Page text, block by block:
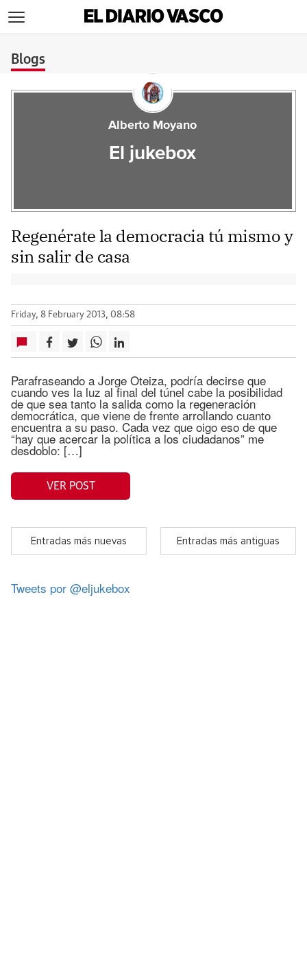
Blogs
Alberto Moyano
El jukebox
Regenérate la democracia tú mismo y
sin salir de casa
Friday, 8 February 2013, 08:58
Parafraseando a Jorge Oteiza, podría decirse que
cuando ves la luz al final del túnel cabe la posibilidad
de que sea tanto la salida como la regeneración
democrática, que viene de frente arrollando cuanto
encuentra a su paso. Cada vez que oigo eso de que
“hay que acercar la política a los ciudadanos” me
desdoblo: […]
VER POST
Entradas más nuevas Entradas más antiguas
Tweets por @eljukebox